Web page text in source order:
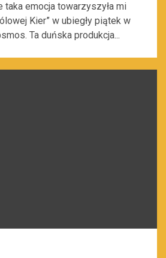
taka emocja towarzyszyła mi
Kier” w ubiegły piątek w
Ta duńska produkcja...